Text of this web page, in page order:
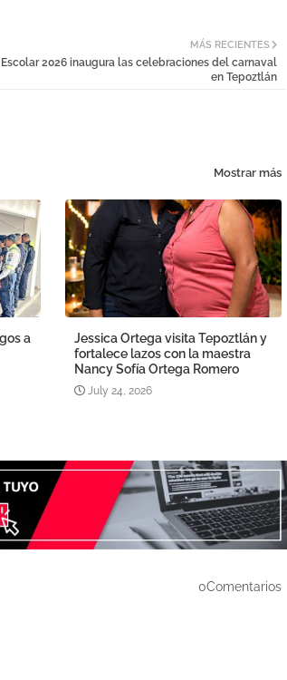
MÁS RECIENTES
2026 inaugura las celebraciones del carnaval
en Tepoztlán
Mostrar más
a
Jessica Ortega visita Tepoztlán y
fortalece lazos con la maestra
Nancy Sofía Ortega Romero
July 24, 2026
0Comentarios